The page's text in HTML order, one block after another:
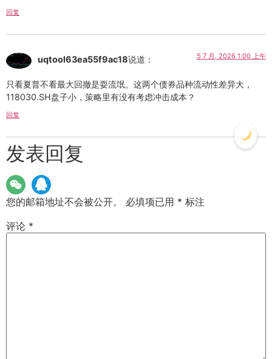
回复
uqtool63ea55f9ac18说道： 5 7 月, 2026 1:00 上午
只看夏普不看最大回撤是耍流氓。这两个债券品种流动性差异大，
118030.SH盘子小，策略里有没有考虑冲击成本？
回复
发表回复
您的邮箱地址不会被公开。 必填项已用 * 标注
评论 *